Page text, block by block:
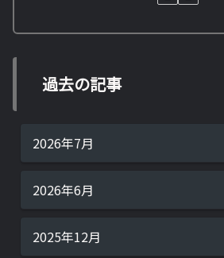
過去の記事
2026年7月
2026年6月
2025年12月